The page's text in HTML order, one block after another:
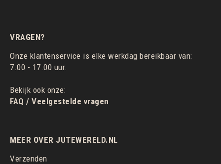
VRAGEN?
Onze klantenservice is elke werkdag bereikbaar van:
7.00 - 17.00 uur.
Bekijk ook onze:
FAQ / Veelgestelde vragen
MEER OVER JUTEWERELD.NL
Verzenden